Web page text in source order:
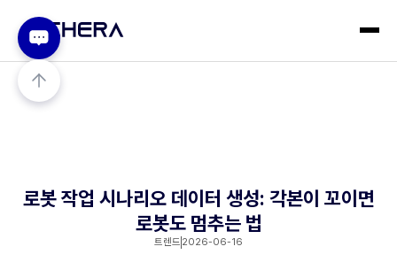
로봇 작업 시나리오 데이터 생성: 각본이 꼬이면
로봇도 멈추는 법
트렌드 2026-06-16